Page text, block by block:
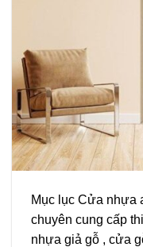
Mục lục Cửa nhựa
chuyên cung cấp
nhựa giả gỗ , cửa